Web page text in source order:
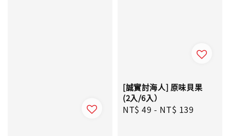
[誠實討海人] 原味貝果
(2入/6入）
Regular
NT$ 49 - NT$ 139